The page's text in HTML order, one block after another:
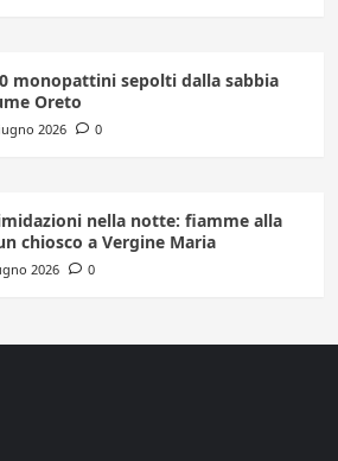
monopattini sepolti dalla sabbia
Oreto
2026 0
nella notte: fiamme alla
chiosco a Vergine Maria
2026 0